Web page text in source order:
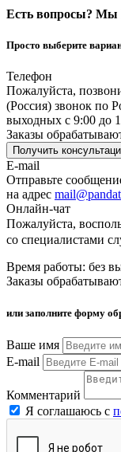
Есть вопросы?
Просто выберите
Телефон
Пожалуйста,
(Россия) звонок по
выходных с 9:00 до
Заказы
Получить
E-mail
Отправьте
на адрес
Онлайн-чат
Пожалуйста,
со специалистами
Время работы: без
Заказы
или заполните форму
Ваше имя
E-mail
Комментарий
Я соглашаюсь с